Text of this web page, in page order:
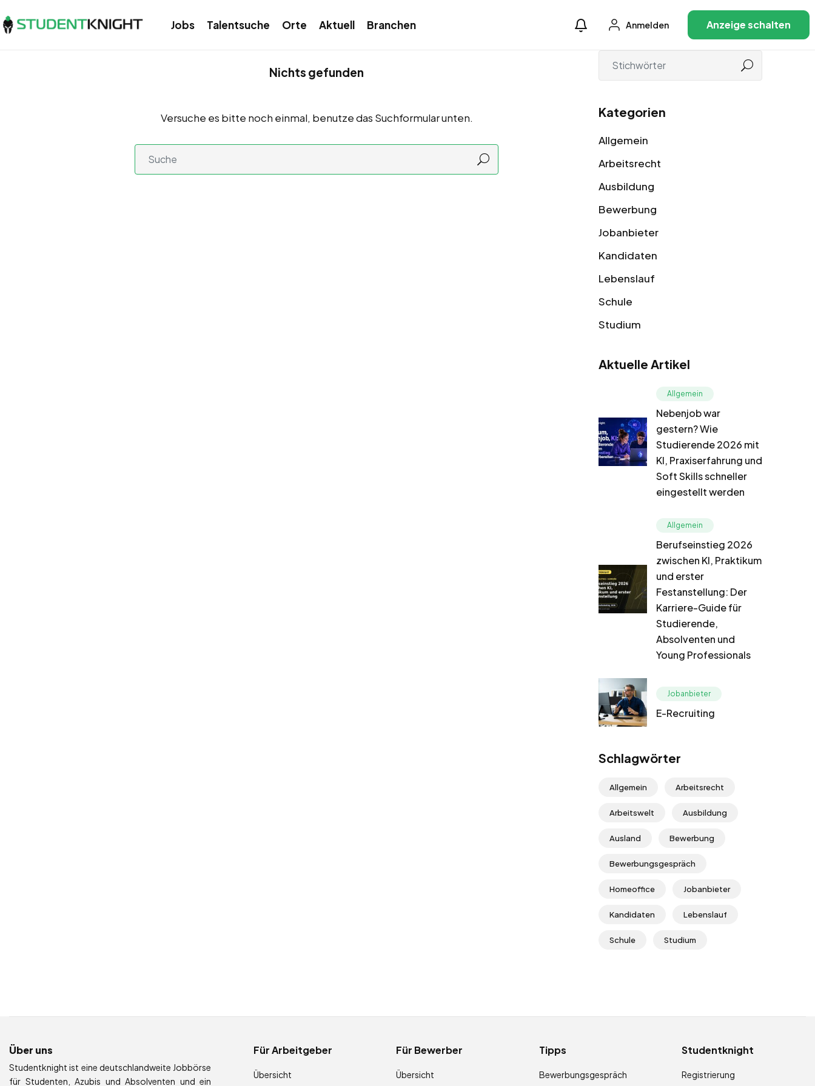
Jobs Talentsuche Orte Aktuell Branchen Anmelden Anzeige schalten
Nichts gefunden
Versuche es bitte noch einmal, benutze das Suchformular unten. Kategorien
Allgemein
Arbeitsrecht
Ausbildung
Bewerbung
Jobanbieter
Kandidaten
Lebenslauf
Schule
Studium
Aktuelle Artikel
Allgemein
Nebenjob war
gestern? Wie
Studierende 2026 mit
KI, Praxiserfahrung und
Soft Skills schneller
eingestellt werden
Allgemein
Berufseinstieg 2026
zwischen KI, Praktikum
und erster
Festanstellung: Der
Karriere-Guide für
Studierende,
Absolventen und
Young Professionals
Jobanbieter
E-Recruiting
Schlagwörter
Allgemein Arbeitsrecht
Arbeitswelt Ausbildung
Ausland Bewerbung
Bewerbungsgespräch
Homeoffice Jobanbieter
Kandidaten Lebenslauf
Schule Studium
Über uns
Studentknight ist eine deutschlandweite Jobbörse
für Studenten, Azubis und Absolventen und ein
Für Arbeitgeber
Übersicht
Für Bewerber
Übersicht
Tipps
Bewerbungsgespräch
Studentknight
Registrierung